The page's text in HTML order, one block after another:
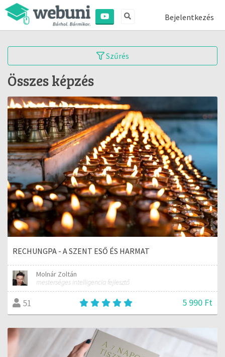
Bejelentkezés
Szűrés
Összes képzés
RECHUNGPA - A SZENT ESŐ ÉS HARMAT
Molnár Zoltán
mesterséges intelligencia fejlesztő
51 5 990 Ft